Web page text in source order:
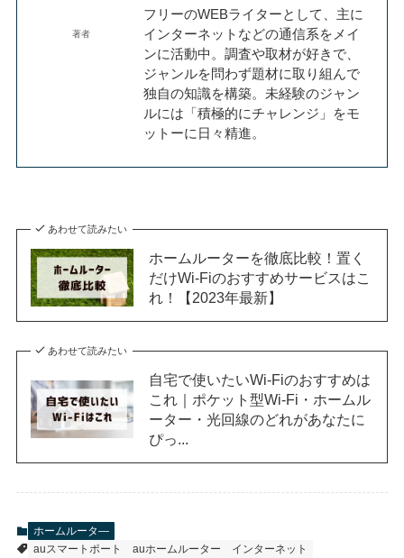
著者
フリーのWEBライターとして、主に
インターネットなどの通信系をメイ
ンに活動中。調査や取材が好きで、
ジャンルを問わず題材に取り組んで
独自の知識を構築。未経験のジャン
ルには「積極的にチャレンジ」をモ
ットーに日々精進。
あわせて読みたい
ホームルーターを徹底比較！置く
だけWi-Fiのおすすめサービスはこ
れ！【2023年最新】
あわせて読みたい
自宅で使いたいWi-Fiのおすすめは
これ｜ポケット型Wi-Fi・ホームル
ーター・光回線のどれがあなたに
ぴっ...
ホームルータ―
auスマートポート
auホームルーター
インターネット